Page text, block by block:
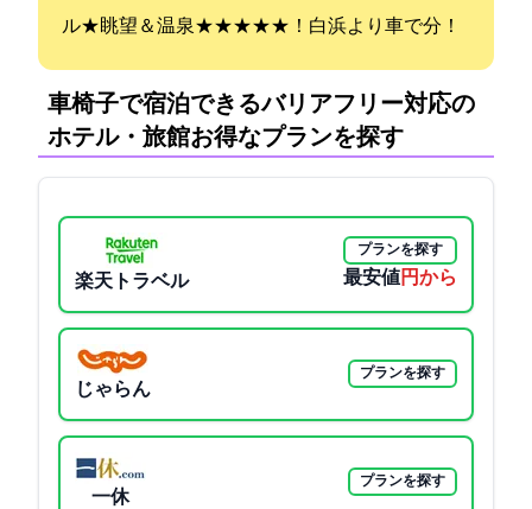
ル★眺望＆温泉★★★★★！白浜より車で15分！
車椅子で宿泊できるバリアフリー対応の
ホテル・旅館:お得なプランを探す
楽天トラベル
プランを探す
最安値8800円から
じゃらん
プランを探す
一休
プランを探す